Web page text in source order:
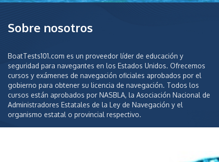
Sobre nosotros
BoatTests101.com es un proveedor líder de educación y
seguridad para navegantes en los Estados Unidos. Ofrecemos
cursos y exámenes de navegación oficiales aprobados por el
gobierno para obtener su licencia de navegación. Todos los
cursos están aprobados por NASBLA, la Asociación Nacional de
Administradores Estatales de la Ley de Navegación y el
organismo estatal o provincial respectivo.